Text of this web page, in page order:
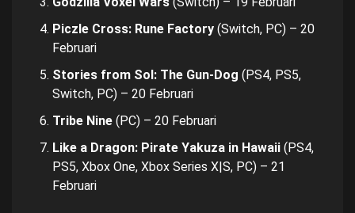
Piczle Cross: Rune Factory (Switch, PC) – 20
Februari
Stories from Sol: The Gun-Dog (PS4, PS5,
Switch, PC) – 20 Februari
Tribe Nine (PC) – 20 Februari
Like a Dragon: Pirate Yakuza in Hawaii (PS4,
PS5, Xbox One, Xbox Series X|S, PC) – 21
Februari